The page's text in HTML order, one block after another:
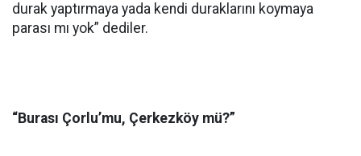
durak yaptırmaya yada kendi duraklarını koymaya
parası mı yok” dediler.
“Burası Çorlu’mu, Çerkezköy mü?”